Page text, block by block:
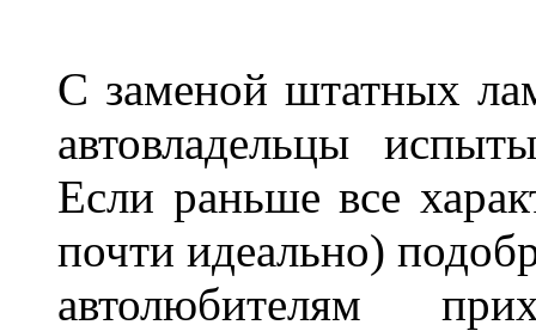
С заменой штатных
автовладельцы
Если раньше все
почти идеально)
автолюбителям